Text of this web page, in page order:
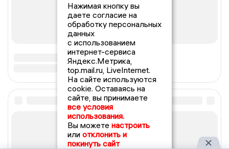
Нажимая кнопку вы
даете согласие на
обработку персональных
данных
с использованием
интернет-сервиса
Яндекс.Метрика,
top.mail.ru, LiveInternet.
На сайте используются
cookie. Оставаясь на
сайте, вы принимаете
все условия
использования.
Вы можете настроить
или отклонить и
покинуть сайт